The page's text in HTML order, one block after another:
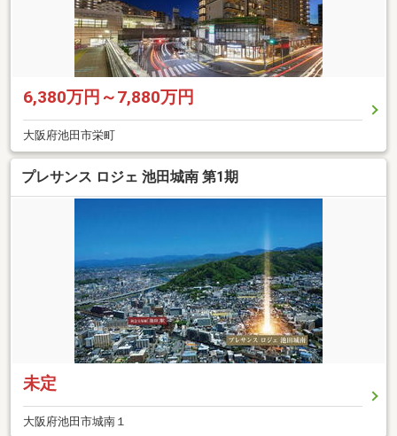
6,380万円～7,880万円
大阪府池田市栄町
プレサンス ロジェ 池田城南 第1期
未定
大阪府池田市城南１